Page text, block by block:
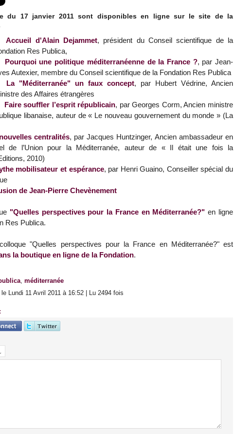
du 17 janvier 2011 sont disponibles en ligne sur le site de la
Accueil d'Alain Dejammet, président du Conseil scientifique de la
Res Publica,
Pourquoi une politique méditerranéenne de la France ?, par Jean-
Autexier, membre du Conseil scientifique de la Fondation Res Publica
La "Méditerranée" un faux concept, par Hubert Védrine, Ancien
des Affaires étrangères
Faire souffler l’esprit républicain, par Georges Corm, Ancien ministre
libanaise, auteur de « Le nouveau gouvernement du monde » (La
centralités, par Jacques Huntzinger, Ancien ambassadeur en
de l’Union pour la Méditerranée, auteur de « Il était une fois la
2010)
mobilisateur et espérance, par Henri Guaino, Conseiller spécial du
de Jean-Pierre Chevènement
"Quelles perspectives pour la France en Méditerranée?" en ligne
Res Publica.
"Quelles perspectives pour la France en Méditerranée?" est
la boutique en ligne de la Fondation.
, méditerranée
Lundi 11 Avril 2011 à 16:52 | Lu 2494 fois